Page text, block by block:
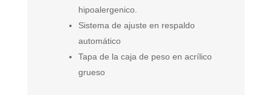
hipoalergenico.
Sistema de ajuste en respaldo
automático
Tapa de la caja de peso en acrílico
grueso